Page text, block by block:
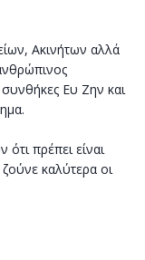
Ακινήτων αλλά
Ευ Ζην και
πρέπει είναι
καλύτερα οι